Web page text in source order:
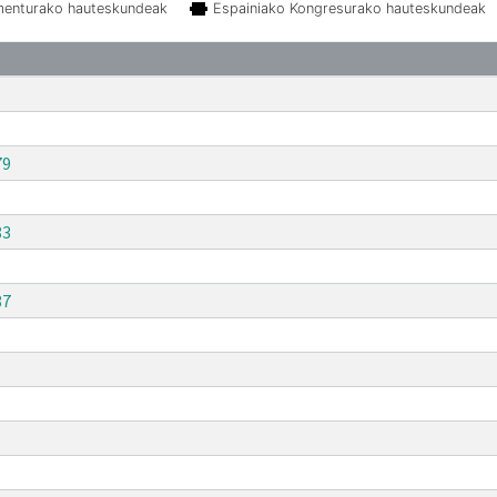
hauteskundeak Espainiako Kongresurako hauteskundeak